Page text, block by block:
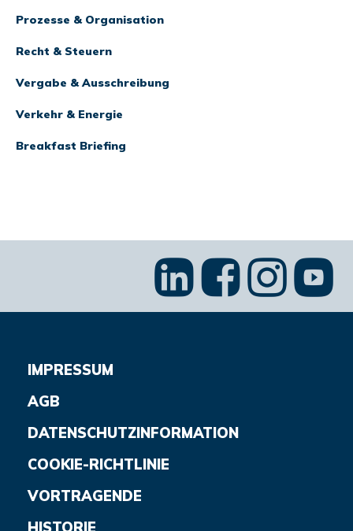
Prozesse & Organisation
Recht & Steuern
Vergabe & Ausschreibung
Verkehr & Energie
Breakfast Briefing
IMPRESSUM
AGB
DATENSCHUTZINFORMATION
COOKIE-RICHTLINIE
VORTRAGENDE